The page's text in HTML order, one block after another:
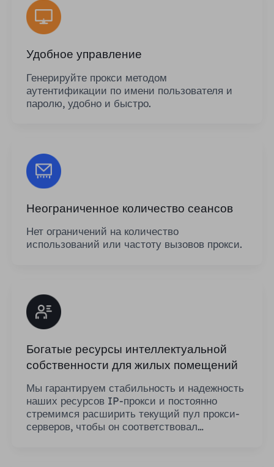
Удобное управление
Генерируйте прокси методом
аутентификации по имени пользователя и
паролю, удобно и быстро.
Неограниченное количество сеансов
Нет ограничений на количество
использований или частоту вызовов прокси.
Богатые ресурсы интеллектуальной
собственности для жилых помещений
Мы гарантируем стабильность и надежность
наших ресурсов IP-прокси и постоянно
стремимся расширить текущий пул прокси-
серверов, чтобы он соответствовал